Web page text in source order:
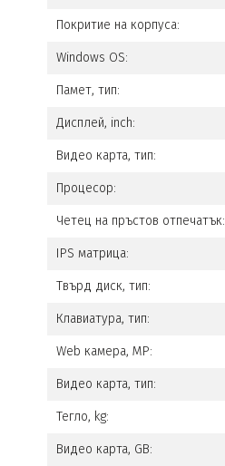
Покритие на корпуса:
Windows OS:
Памет, тип:
Дисплей, inch:
Видео карта, тип:
Процесор:
Четец на пръстов отпечатък:
IPS матрица:
Твърд диск, тип:
Клавиатура, тип:
Web камера, MP:
Видео карта, тип:
Тегло, kg:
Видео карта, GB: